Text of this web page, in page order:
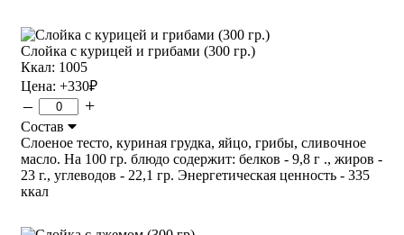
Слойка с курицей и грибами (300 гр.)
Ккал: 1005
Цена: +330₽
– +
Состав
Слоеное тесто, куриная грудка, яйцо, грибы, сливочное
масло. На 100 гр. блюдо содержит: белков - 9,8 г ., жиров -
23 г., углеводов - 22,1 гр. Энергетическая ценность - 335
ккал